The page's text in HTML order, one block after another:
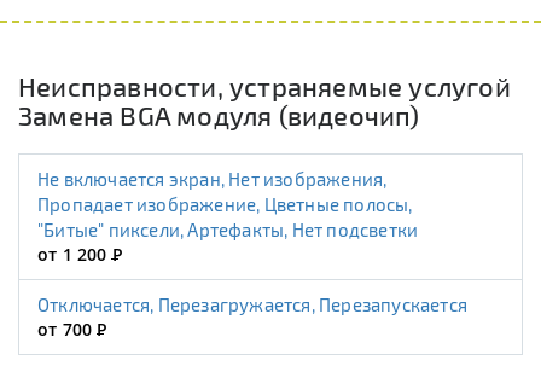
Неисправности, устраняемые услугой
Замена BGA модуля (видеочип)
Не включается экран, Нет изображения,
Пропадает изображение, Цветные полосы,
"Битые" пиксели, Артефакты, Нет подсветки
от 1 200Р
Отключается, Перезагружается, Перезапускается
от 700Р